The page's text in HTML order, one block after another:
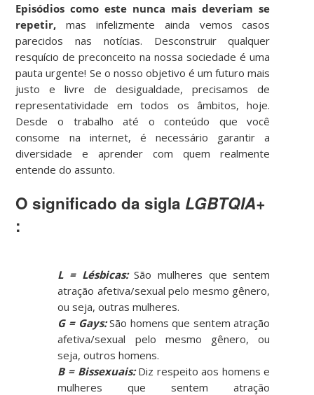
Episódios como este nunca mais deveriam se
repetir, mas infelizmente ainda vemos casos
parecidos nas notícias. Desconstruir qualquer
resquício de preconceito na nossa sociedade é uma
pauta urgente! Se o nosso objetivo é um futuro mais
justo e livre de desigualdade, precisamos de
representatividade em todos os âmbitos, hoje.
Desde o trabalho até o conteúdo que você
consome na internet, é necessário garantir a
diversidade e aprender com quem realmente
entende do assunto.
O significado da sigla LGBTQIA+
:
L = Lésbicas:São mulheres que sentem
atração afetiva/sexual pelo mesmo gênero,
ou seja, outras mulheres.
G = Gays:São homens que sentem atração
afetiva/sexual pelo mesmo gênero, ou
seja, outros homens.
B = Bissexuais:Diz respeito aos homens e
mulheres que sentem atração